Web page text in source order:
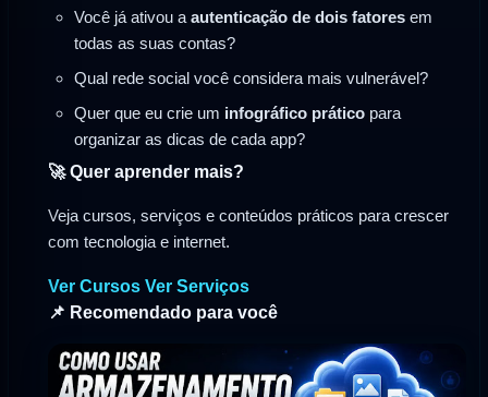
Você já ativou a autenticação de dois fatores em
todas as suas contas?
Qual rede social você considera mais vulnerável?
Quer que eu crie um infográfico prático para
organizar as dicas de cada app?
🚀 Quer aprender mais?
Veja cursos, serviços e conteúdos práticos para crescer
com tecnologia e internet.
Ver Cursos Ver Serviços
📌 Recomendado para você